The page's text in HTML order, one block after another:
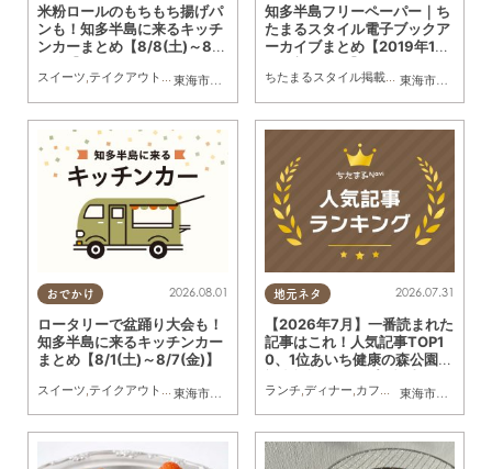
東海市
, 大府市 知多市 ,東浦町,阿久比町,半田市,常滑市
米粉ロールのもちもち揚げパ
ンも！知多半島に来るキッチ
ンカーまとめ【8/8(土)～8/1
スイーツ,テイクアウト ,キッチンカー イベント ,まとめ記事,親子 東海市大府市
知多半島フリーペーパー｜ち
たまるスタイル電子ブックア
ーカイブまとめ【2019年1月
ちたまるスタイル掲載店 ,まとめ記事
おでかけ
東海市
, 大府市 知多市,東浦町,阿久比町,半田市,常滑市
2026.08.01
ロータリーで盆踊り大会も！
知多半島に来るキッチンカー
まとめ【8/1(土)～8/7(金)】
スイーツ,テイクアウト ,キッチンカー イベント,まとめ記事
地元ネタ
東海市大府市
2026.07.31
【2026年7月】一番読まれた
記事はこれ！人気記事TOP1
0、1位あいち健康の森公園内
ランチ,ディナー,カフェ スイーツ